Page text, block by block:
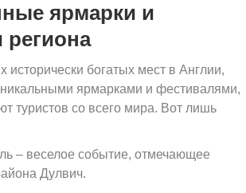
ярмарки и
исторически богатых мест в Англии,
ярмарками и фестивалями,
туристов со всего мира. Вот лишь
– веселое событие, отмечающее
Дулвич.